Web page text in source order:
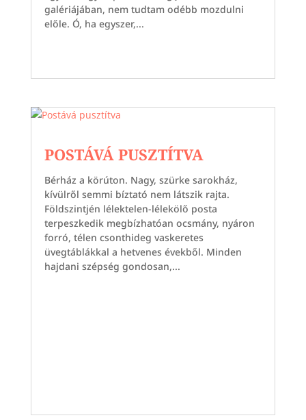
galériájában, nem tudtam odébb mozdulni
előle. Ó, ha egyszer,...
POSTÁVÁ PUSZTÍTVA
Bérház a körúton. Nagy, szürke sarokház,
kívülről semmi bíztató nem látszik rajta.
Földszintjén lélektelen-lélekölő posta
terpeszkedik megbízhatóan ocsmány, nyáron
forró, télen csonthideg vaskeretes
üvegtáblákkal a hetvenes évekből. Minden
hajdani szépség gondosan,...